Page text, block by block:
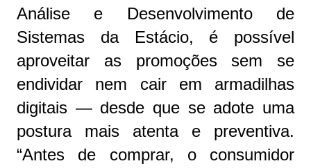
Análise e Desenvolvimento de
Sistemas da Estácio, é possível
aproveitar as promoções sem se
endividar nem cair em armadilhas
digitais — desde que se adote uma
postura mais atenta e preventiva.
“Antes de comprar, o consumidor